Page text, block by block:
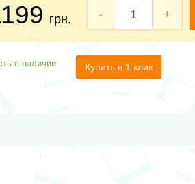
грн. - +
в наличии Купить в 1 клик